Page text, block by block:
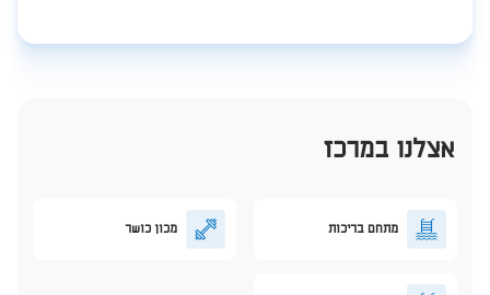
אצלנו במרכז
מתחם בריכות מכון כושר